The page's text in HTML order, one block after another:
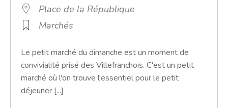
Place de la République
Marchés
Le petit marché du dimanche est un moment de
convivialité prisé des Villefranchois. C'est un petit
marché où l'on trouve l'essentiel pour le petit
déjeuner [...]